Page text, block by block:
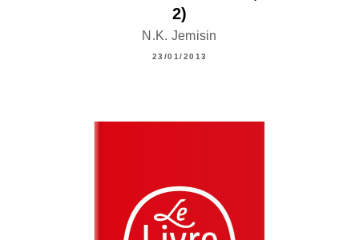
2)
N.K. Jemisin
23/01/2013